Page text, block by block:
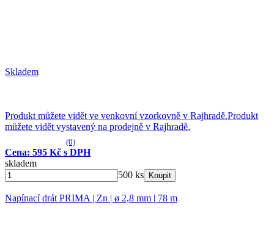
Skladem
Produkt můžete vidět ve venkovní vzorkovně v Rajhradě.Produkt
můžete vidět vystavený na prodejně v Rajhradě.
(0)
Cena: 595 Kč s DPH
skladem
500 ks
Koupit
Napínací drát PRIMA | Zn | ø 2,8 mm | 78 m